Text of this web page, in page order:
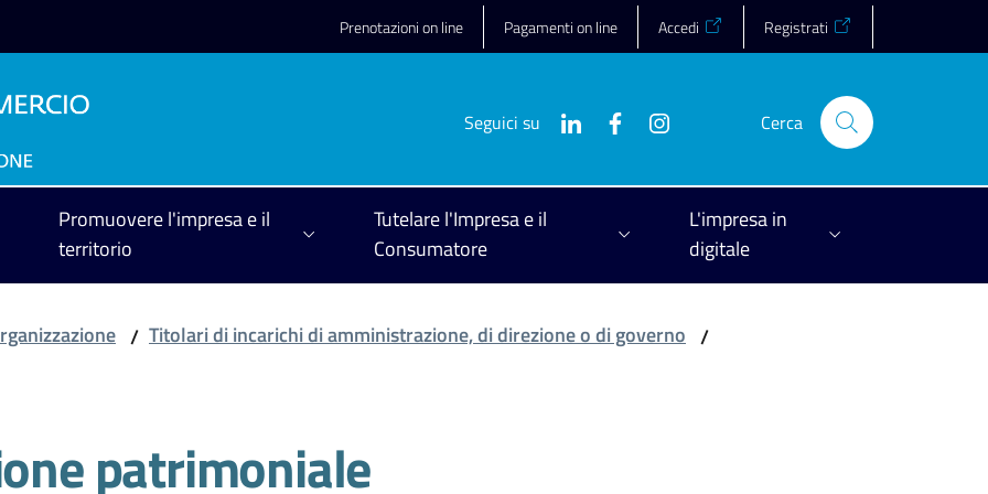
Prenotazioni on line Pagamenti on line Accedi Registrati
Seguici su Cerca
Promuovere l'impresa e il
territorio
Tutelare l'Impresa e il
Consumatore
L'impresa in
digitale
/ Titolari di incarichi di amministrazione, di direzione o di governo /
patrimoniale